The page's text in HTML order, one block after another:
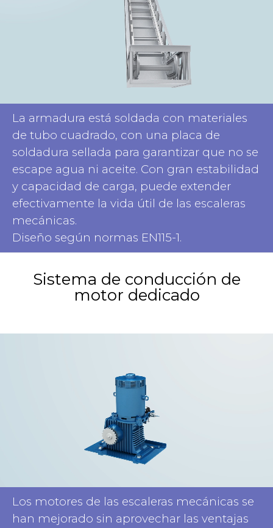
La armadura está soldada con materiales
de tubo cuadrado, con una placa de
soldadura sellada para garantizar que no se
escape agua ni aceite. Con gran estabilidad
y capacidad de carga, puede extender
efectivamente la vida útil de las escaleras
mecánicas.
Diseño según normas EN115-1.
Sistema de conducción de
motor dedicado
Los motores de las escaleras mecánicas se
han mejorado sin aprovechar las ventajas